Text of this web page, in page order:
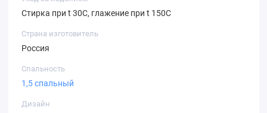
Стирка при t 30С, глажение при t 150С
Страна изготовитель
Россия
Спальность
1,5 спальный
Дизайн